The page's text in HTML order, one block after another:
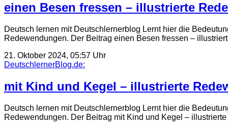
einen Besen fressen – illustrierte
Deutsch lernen mit Deutschlernerblog Lernt hier die
Redewendungen. Der Beitrag einen Besen fressen –
21. Oktober 2024, 05:57 Uhr
DeutschlernerBlog.de:
mit Kind und Kegel – illustrierte
Deutsch lernen mit Deutschlernerblog Lernt hier die
Redewendungen. Der Beitrag mit Kind und Kegel –